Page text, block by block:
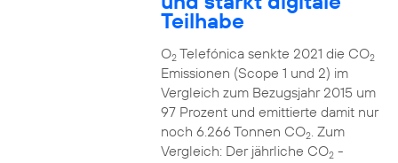
Teilhabe
O2Telefónica senkte 2021 die CO2
Emissionen (Scope 1 und 2) im
Vergleich zum Bezugsjahr 2015 um
97 Prozent und emittierte damit nur
noch 6.266 Tonnen CO2. Zum
Vergleich: Der jährliche CO2-